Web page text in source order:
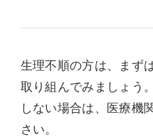
生理不順の方は、まず
取り組んでみましょう
しない場合は、医療機
さい。